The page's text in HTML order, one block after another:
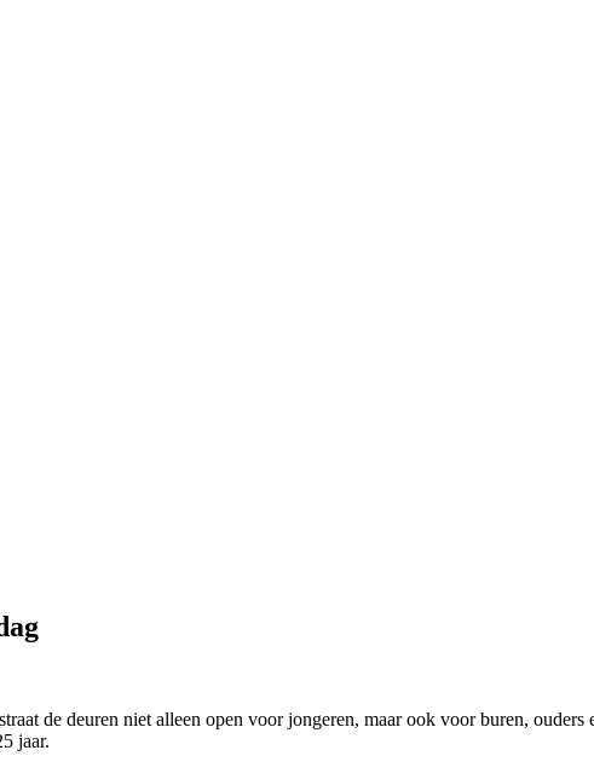
de deuren niet alleen open voor jongeren, maar ook voor buren,
jaar.